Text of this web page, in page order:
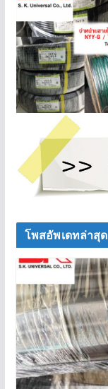
โพสอัพเดทล่าสุด